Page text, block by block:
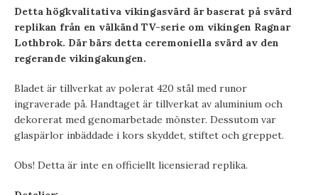
Detta högkvalitativa vikingasvärd är baserat på svärd
replikan från en välkänd TV-serie om vikingen Ragnar
Lothbrok. Där bärs detta ceremoniella svärd av den
regerande vikingakungen.
Bladet är tillverkat av polerat 420 stål med runor
ingraverade på. Handtaget är tillverkat av aluminium och
dekorerat med genomarbetade mönster. Dessutom var
glaspärlor inbäddade i kors skyddet, stiftet och greppet.
Obs! Detta är inte en officiellt licensierad replika.